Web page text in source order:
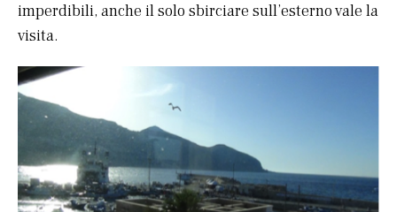
imperdibili, anche il solo sbirciare sull’esterno vale la
visita.